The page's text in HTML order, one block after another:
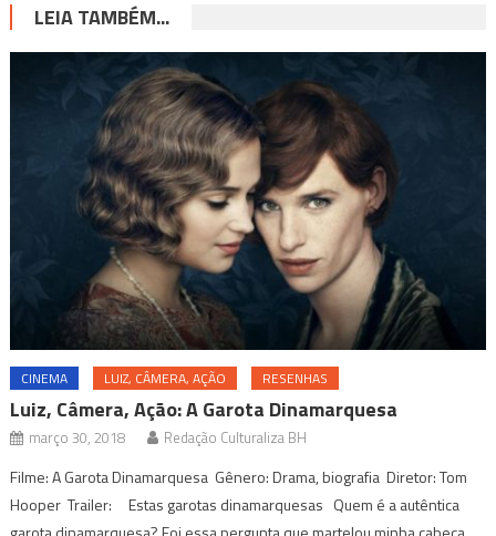
LEIA TAMBÉM...
CINEMA LUIZ, CÂMERA, AÇÃO RESENHAS
Luiz, Câmera, Ação: A Garota Dinamarquesa
março 30, 2018 Redação Culturaliza BH
Filme: A Garota Dinamarquesa Gênero: Drama, biografia Diretor: Tom
Hooper Trailer: Estas garotas dinamarquesas Quem é a autêntica